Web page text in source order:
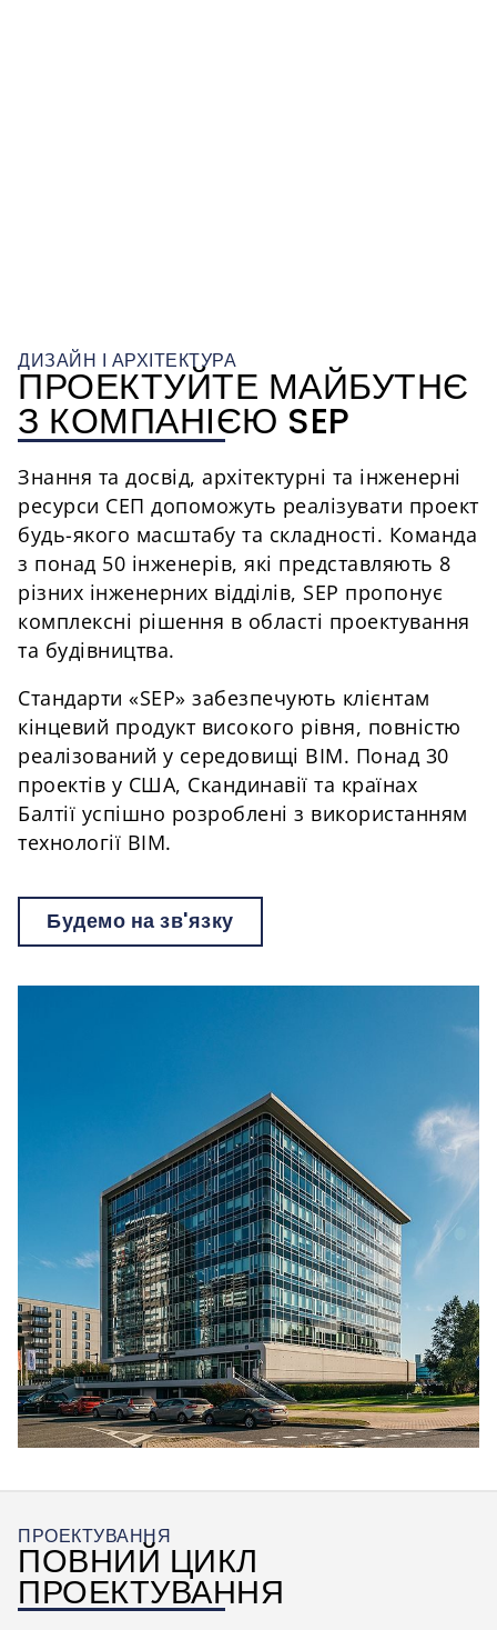
ДИЗАЙН І АРХІТЕКТУРА
ПРОЕКТУЙТЕ МАЙБУТНЄ
З КОМПАНІЄЮ SEP
Знання та досвід, архітектурні та інженерні
ресурси СЕП допоможуть реалізувати проект
будь-якого масштабу та складності. Команда
з понад 50 інженерів, які представляють 8
різних інженерних відділів, SEP пропонує
комплексні рішення в області проектування
та будівництва.
Стандарти «SEP» забезпечують клієнтам
кінцевий продукт високого рівня, повністю
реалізований у середовищі BIM. Понад 30
проектів у США, Скандинавії та країнах
Балтії успішно розроблені з використанням
технології BIM.
Будемо на зв'язку
ПРОЕКТУВАННЯ
ПОВНИЙ ЦИКЛ
ПРОЕКТУВАННЯ